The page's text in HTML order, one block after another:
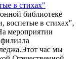
в стихах"
библиотеке
воспетые в стихах",
мероприятии
час мы